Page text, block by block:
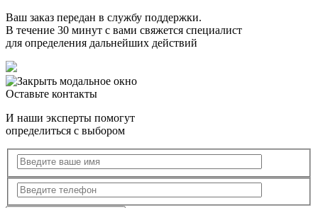
Ваш заказ передан в службу поддержки.
В течение 30 минут с вами свяжется специалист
для определения дальнейших действий
Оставьте контакты
И наши эксперты помогут
определиться с выбором